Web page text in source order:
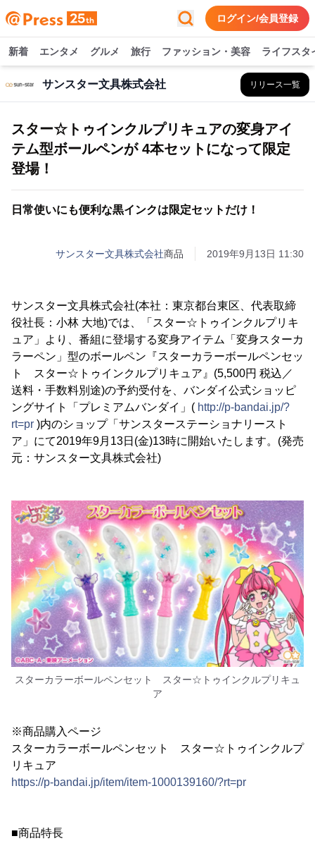
ログイン/会員登録
新着 エンタメ グルメ 旅行 ファッション・美容 ライフスタ
サンスター文具株式会社 リリース一覧
スター☆トゥインクルプリキュアの変身アイ
テム型ボールペンが 4本セットになって限定
登場！
日常使いにも便利な黒インクは限定セットだけ！
サンスター文具株式会社商品 2019年9月13日 11:30
サンスター文具株式会社(本社：東京都台東区、代表取締
役社長：小林 大地)では、「スター☆トゥインクルプリキ
ュア」より、番組に登場する変身アイテム「変身スターカ
ラーペン」型のボールペン『スターカラーボールペンセッ
ト スター☆トゥインクルプリキュア』(5,500円 税込／
送料・手数料別途)の予約受付を、バンダイ公式ショッピ
ングサイト「プレミアムバンダイ」( http://p-bandai.jp/?
rt=pr )内のショップ「サンスターステーショナリースト
ア」にて2019年9月13日(金)13時に開始いたします。(発売
元：サンスター文具株式会社)
スターカラーボールペンセット スター☆トゥインクルプリキュ
ア
※商品購入ページ
スターカラーボールペンセット スター☆トゥインクルプ
リキュア
https://p-bandai.jp/item/item-1000139160/?rt=pr
■商品特長